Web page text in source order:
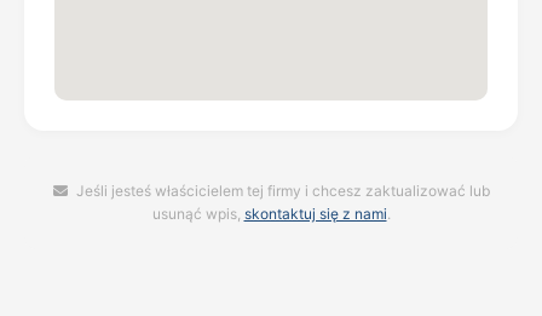
Jeśli jesteś właścicielem tej firmy i chcesz zaktualizować lub
usunąć wpis, skontaktuj się z nami.